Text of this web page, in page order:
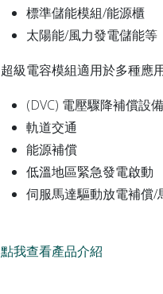
標準儲能模組/能源櫃
太陽能/風力發電儲能等
超級電容模組適用於多種應
(DVC) 電壓驟降補償設備
軌道交通
能源補償
低溫地區緊急發電啟動
伺服馬達驅動放電補償
點我查看產品介紹